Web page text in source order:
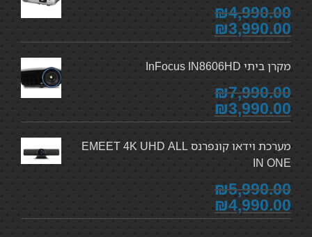
₪4,990.00
₪3,990.00
מקרן ביתי InFocus IN8606HD
₪7,990.00
₪3,990.00
מערכת וידאו קונפרנס EMEET 4K UHD ALL
IN ONE
₪5,990.00
₪4,990.00